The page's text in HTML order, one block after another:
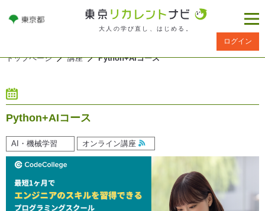
大人の学び直し、はじめる。
ログイン
トップページ 講座 Python+AIコース
Python+AIコース
AI・機械学習 オンライン講座